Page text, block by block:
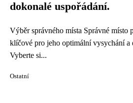
dokonalé uspořádání.
Výběr správného místa Správné místo
klíčové pro jeho optimální vysychání a
Vyberte si...
Ostatní